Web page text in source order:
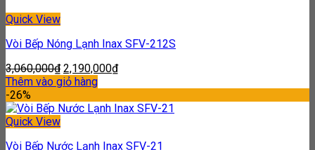
Quick View
Vòi Bếp Nóng Lạnh Inax SFV-212S
3,060,000₫ 2,190,000₫
Thêm vào giỏ hàng
-26%
Quick View
Vòi Bếp Nước Lạnh Inax SFV-21